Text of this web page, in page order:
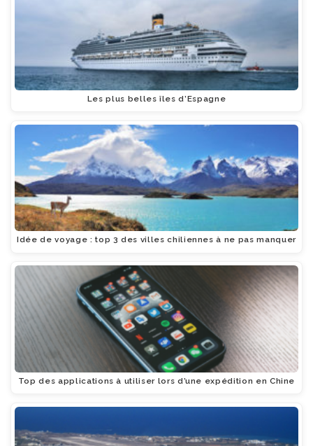
Les plus belles îles d’Espagne
Idée de voyage : top 3 des villes chiliennes à ne pas manquer
Top des applications à utiliser lors d’une expédition en Chine